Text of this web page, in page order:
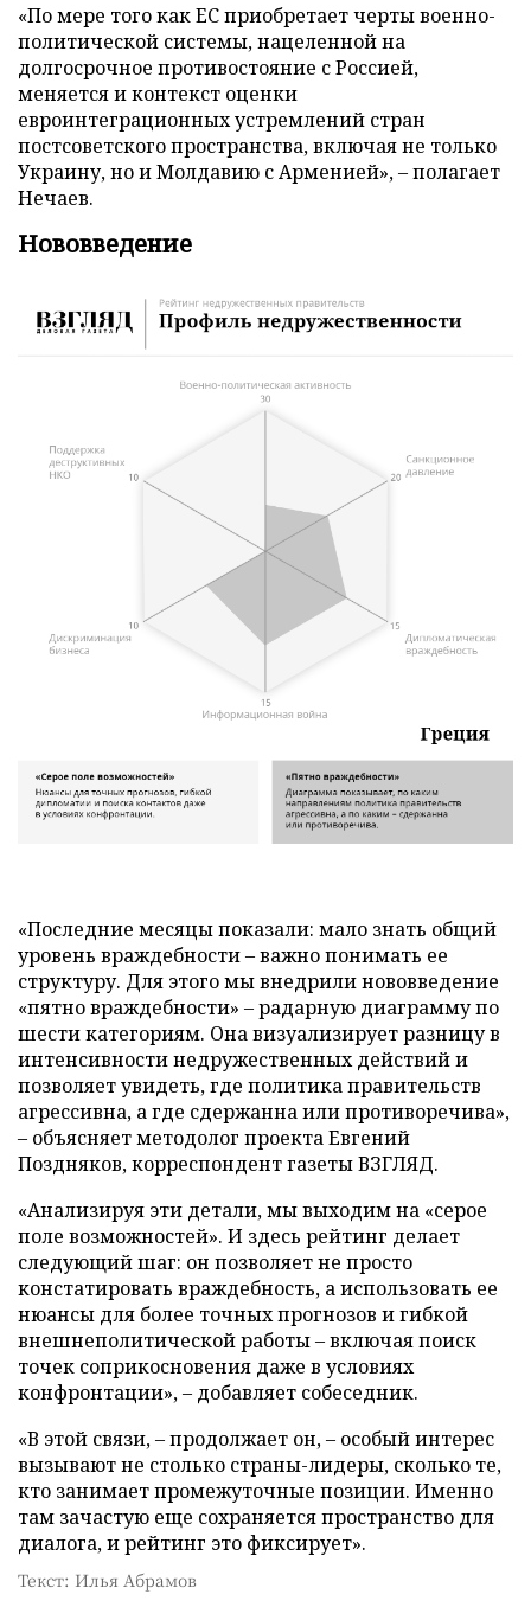
«По мере того как ЕС приобретает черты военно-
политической системы, нацеленной на
долгосрочное противостояние с Россией,
меняется и контекст оценки
евроинтеграционных устремлений стран
постсоветского пространства, включая не только
Украину, но и Молдавию с Арменией», – полагает
Нечаев.
Нововведение
«Последние месяцы показали: мало знать общий
уровень враждебности – важно понимать ее
структуру. Для этого мы внедрили нововведение
«пятно враждебности» – радарную диаграмму по
шести категориям. Она визуализирует разницу в
интенсивности недружественных действий и
позволяет увидеть, где политика правительств
агрессивна, а где сдержанна или противоречива»,
– объясняет методолог проекта Евгений
Поздняков, корреспондент газеты ВЗГЛЯД.
«Анализируя эти детали, мы выходим на «серое
поле возможностей». И здесь рейтинг делает
следующий шаг: он позволяет не просто
констатировать враждебность, а использовать ее
нюансы для более точных прогнозов и гибкой
внешнеполитической работы – включая поиск
точек соприкосновения даже в условиях
конфронтации», – добавляет собеседник.
«В этой связи, – продолжает он, – особый интерес
вызывают не столько страны-лидеры, сколько те,
кто занимает промежуточные позиции. Именно
там зачастую еще сохраняется пространство для
диалога, и рейтинг это фиксирует».
Текст: Илья Абрамов